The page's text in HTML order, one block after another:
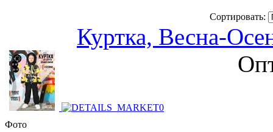
Сортировать:
Куртка, Весна-
Фото